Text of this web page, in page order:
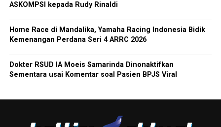
ASKOMPSI kepada Rudy Rinaldi
Home Race di Mandalika, Yamaha Racing Indonesia Bidik
Kemenangan Perdana Seri 4 ARRC 2026
Dokter RSUD IA Moeis Samarinda Dinonaktifkan
Sementara usai Komentar soal Pasien BPJS Viral